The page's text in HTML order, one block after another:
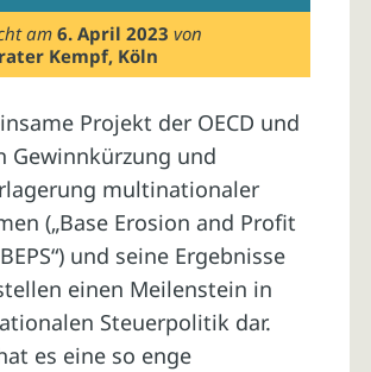
am6. April 2023 von
Kempf, Köln
Projekt der OECD und
Gewinnkürzung und
multinationaler
(„Base Erosion and Profit
und seine Ergebnisse
einen Meilenstein in
Steuerpolitik dar.
es eine so enge